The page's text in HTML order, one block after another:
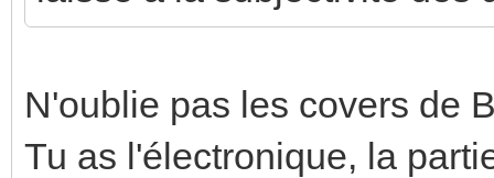
N'oublie pas les covers de
Tu as l'électronique, la